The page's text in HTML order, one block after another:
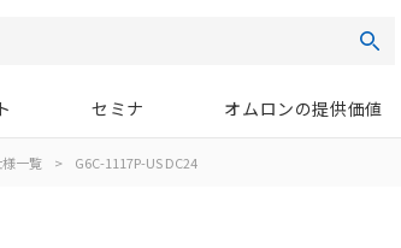
セミナ オムロンの提供価値
一覧 > G6C-1117P-US DC24